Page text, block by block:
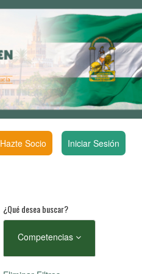
Hazte Socio Iniciar Sesión
¿Qué desea buscar?
Competencias